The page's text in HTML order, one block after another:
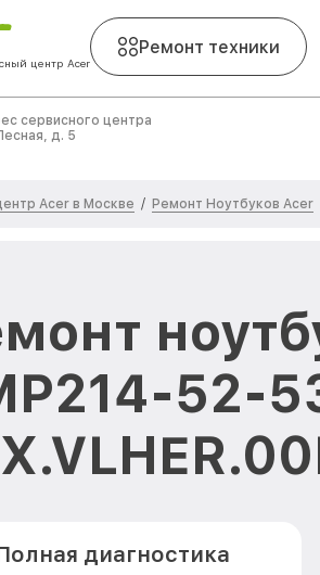
центр Acer
Ремонт техники
сервисного центра
д. 5
Acer в Москве / Ремонт Ноутбуков Acer
52-
диагностика